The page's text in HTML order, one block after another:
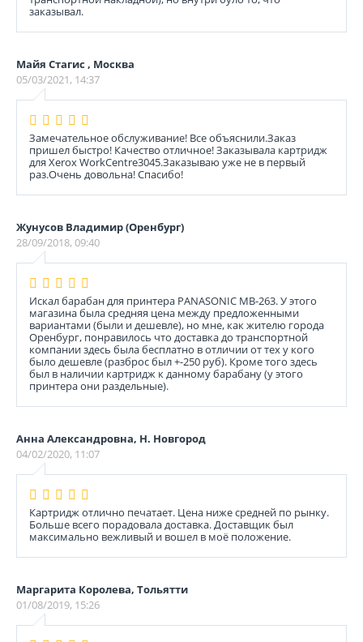
заказывал.
Майя Стагис , Москва
05/03/2021, 14:37
Замечательное обслуживание! Все объяснили.Заказ
пришел быстро! Качество отличное! Заказывала картридж
для Xerox WorkCentre3045.Заказываю уже не в первый
раз.Очень довольна! Спасибо!
Жунусов Владимир (Оренбург)
28/09/2018, 09:40
Искал барабан для принтера PANASONIC MB-263. У этого
магазина была средняя цена между предложенными
вариантами (были и дешевле), но мне, как жителю города
Оренбург, понравилось что доставка до транспортной
компании здесь была бесплатно в отличии от тех у кого
было дешевле (разброс был +-250 руб). Кроме того здесь
был в наличии картридж к данному барабану (у этого
принтера они раздельные).
Анна Александровна, Н. Новгород
04/02/2020, 11:07
Картридж отлично печатает. Цена ниже средней по рынку.
Больше всего порадовала доставка. Доставщик был
максимально вежливый и вошел в моё положение.
Маргарита Королева, Тольятти
01/08/2019, 15:26